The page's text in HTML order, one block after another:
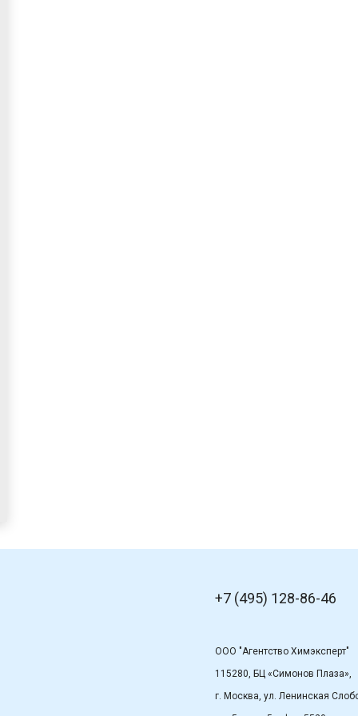
+7 (495) 128-86-46
ООО "Агентство Химэксперт"
115280, БЦ «Симонов Плаза»,
г. Москва, ул. Ленинская